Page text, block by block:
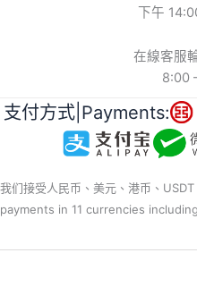
下午
在線客服
8:00
支付方式|Payments:
我们接受人民币、美元、港币、
payments in 11 currencies